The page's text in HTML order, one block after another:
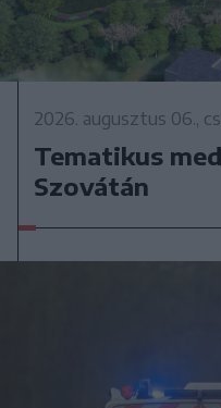
2026. augusztus 06.,
Tematikus
Szovátán